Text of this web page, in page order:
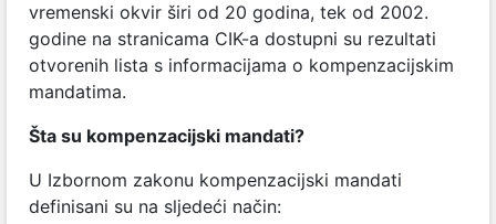
vremenski okvir širi od 20 godina, tek od 2002.
godine na stranicama CIK-a dostupni su rezultati
otvorenih lista s informacijama o kompenzacijskim
mandatima.
Šta su kompenzacijski mandati?
U Izbornom zakonu kompenzacijski mandati
definisani su na sljedeći način: